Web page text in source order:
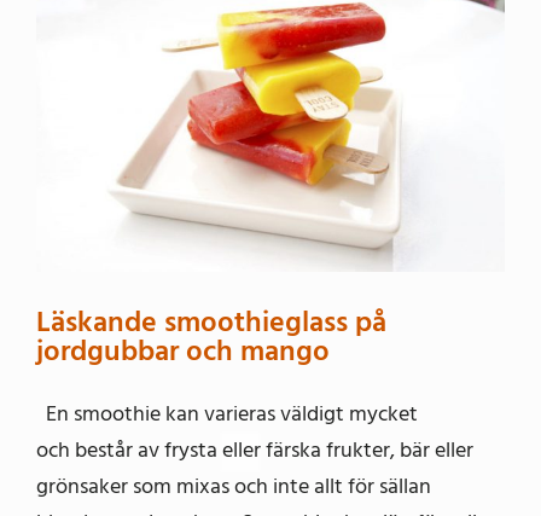
Läskande smoothieglass på
jordgubbar och mango
En smoothie kan varieras väldigt mycket
och består av frysta eller färska frukter, bär eller
grönsaker som mixas och inte allt för sällan